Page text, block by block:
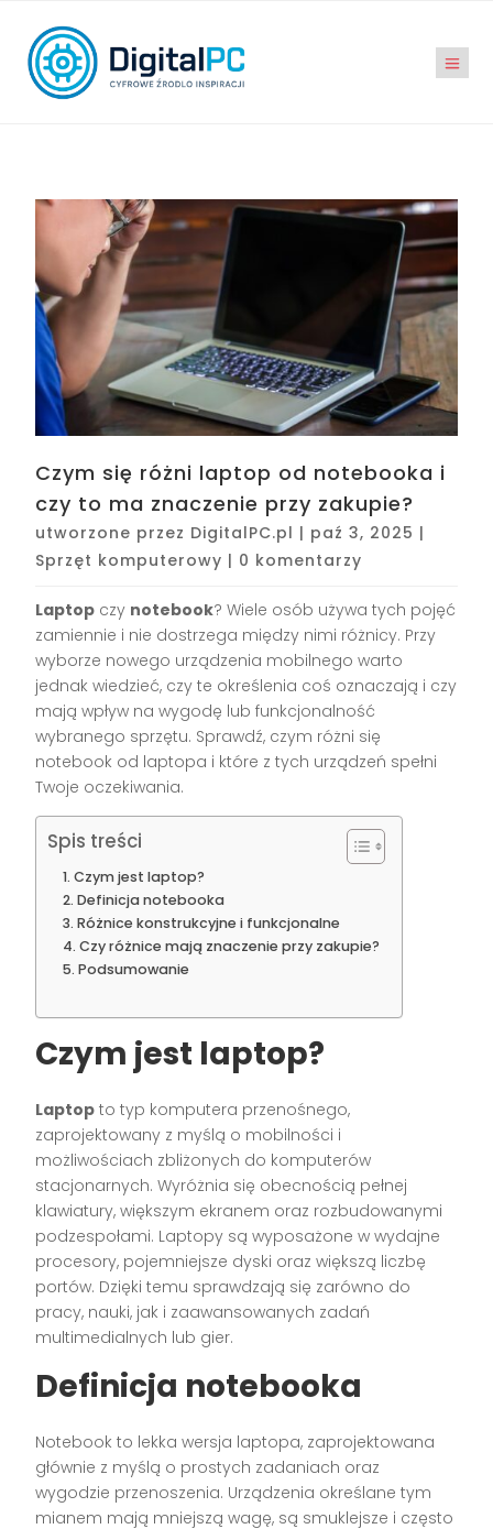
Czym się różni laptop od notebooka i
czy to ma znaczenie przy zakupie?
utworzone przez DigitalPC.pl | paź 3, 2025 |
Sprzęt komputerowy | 0 komentarzy
Laptop czy notebook? Wiele osób używa tych pojęć
zamiennie i nie dostrzega między nimi różnicy. Przy
wyborze nowego urządzenia mobilnego warto
jednak wiedzieć, czy te określenia coś oznaczają i czy
mają wpływ na wygodę lub funkcjonalność
wybranego sprzętu. Sprawdź, czym różni się
notebook od laptopa i które z tych urządzeń spełni
Twoje oczekiwania.
Spis treści
Czym jest laptop?
Definicja notebooka
Różnice konstrukcyjne i funkcjonalne
Czy różnice mają znaczenie przy zakupie?
Podsumowanie
Czym jest laptop?
Laptop to typ komputera przenośnego,
zaprojektowany z myślą o mobilności i
możliwościach zbliżonych do komputerów
stacjonarnych. Wyróżnia się obecnością pełnej
klawiatury, większym ekranem oraz rozbudowanymi
podzespołami. Laptopy są wyposażone w wydajne
procesory, pojemniejsze dyski oraz większą liczbę
portów. Dzięki temu sprawdzają się zarówno do
pracy, nauki, jak i zaawansowanych zadań
multimedialnych lub gier.
Definicja notebooka
Notebook to lekka wersja laptopa, zaprojektowana
głównie z myślą o prostych zadaniach oraz
wygodzie przenoszenia. Urządzenia określane tym
mianem mają mniejszą wagę, są smuklejsze i często